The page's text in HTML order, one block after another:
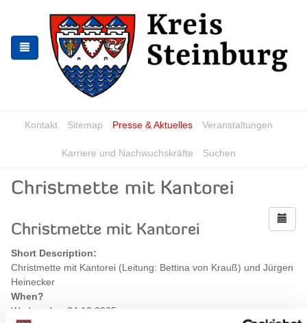
the
navigation
the
content
Kontakt Sitemap Presse & Aktuelles Veranstaltungen
Karriere und Nachwuchskräfte Suchen
Christmette mit Kantorei
Christmette mit Kantorei
Short Description:
Christmette mit Kantorei (Leitung: Bettina von Krauß) und Jürgen
Heinecker
When?
Wednesday, 24.12.2025